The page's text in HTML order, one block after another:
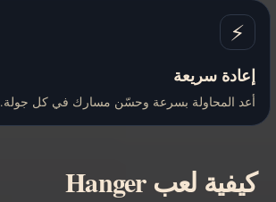
⚡
إعادة سريعة
أعد المحاولة بسرعة وحسّن مسارك في كل جولة.
كيفية لعب Hanger